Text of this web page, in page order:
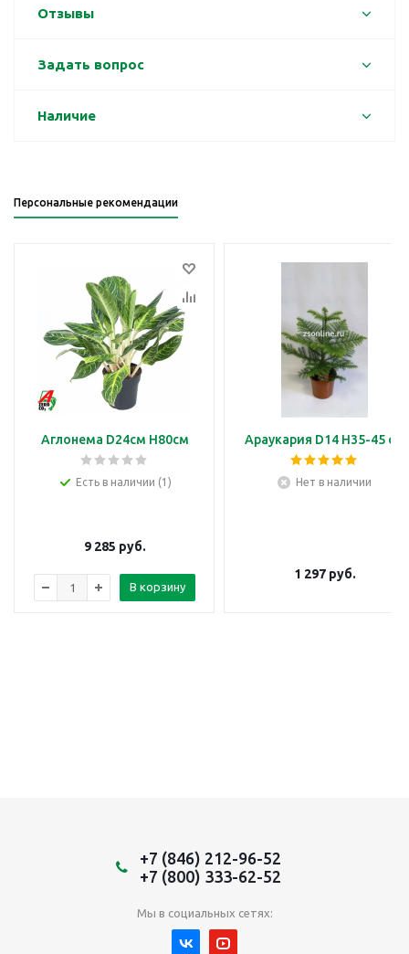
Отзывы
Задать вопрос
Наличие
Персональные рекомендации
Аглонема D24см H80см
Есть в наличии (1)
9 285 руб.
В корзину
Араукария D14 H35-45 см
Нет в наличии
1 297руб.
+7 (846) 212-96-52
+7 (800) 333-62-52
Мы в социальных сетях: